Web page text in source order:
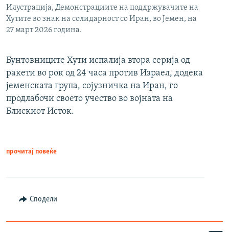
Илустрација, Демонстрациите на поддржувачите на
Хутите во знак на солидарност со Иран, во Јемен, на
27 март 2026 година.
Бунтовниците Хути испалија втора серија од
ракети во рок од 24 часа против Израел, додека
јеменската група, сојузничка на Иран, го
продлабочи своето учество во војната на
Блискиот Исток.
прочитај повеќе
Сподели